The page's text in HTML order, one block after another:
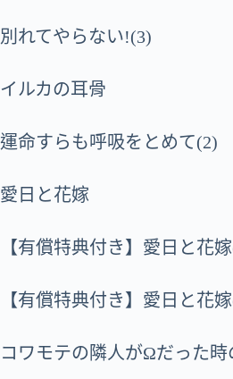
別れてやらない!(3)
イルカの耳骨
運命すらも呼吸をとめて(2)
愛日と花嫁
【有償特典付き】愛日と花
【有償特典付き】愛日と花
コワモテの隣人がΩだった時